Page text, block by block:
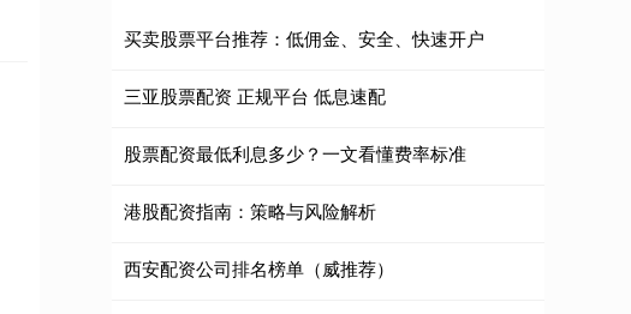
买卖股票平台推荐：低佣金、安全、快速开户
三亚股票配资 正规平台 低息速配
股票配资最低利息多少？一文看懂费率标准
港股配资指南：策略与风险解析
西安配资公司排名榜单（威推荐）